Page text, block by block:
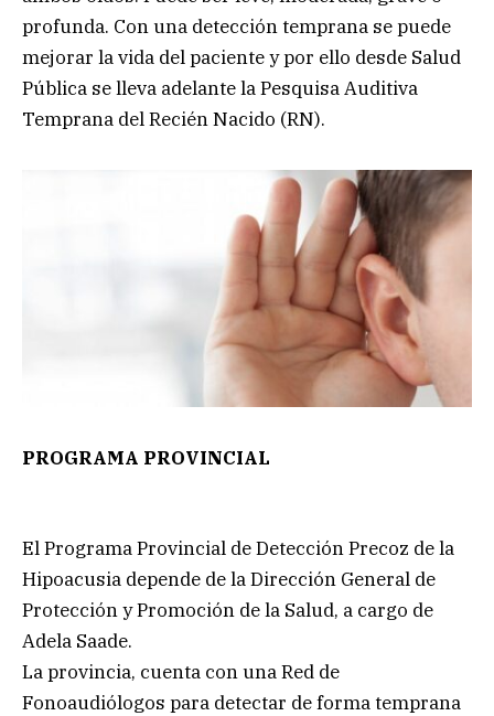
profunda. Con una detección temprana se puede
mejorar la vida del paciente y por ello desde Salud
Pública se lleva adelante la Pesquisa Auditiva
Temprana del Recién Nacido (RN).
PROGRAMA PROVINCIAL
El Programa Provincial de Detección Precoz de la
Hipoacusia depende de la Dirección General de
Protección y Promoción de la Salud, a cargo de
Adela Saade.
La provincia, cuenta con una Red de
Fonoaudiólogos para detectar de forma temprana